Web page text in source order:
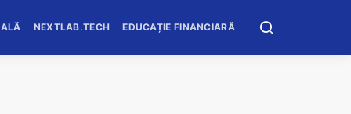
NEXTLAB.TECH EDUCAȚIE FINANCIARĂ